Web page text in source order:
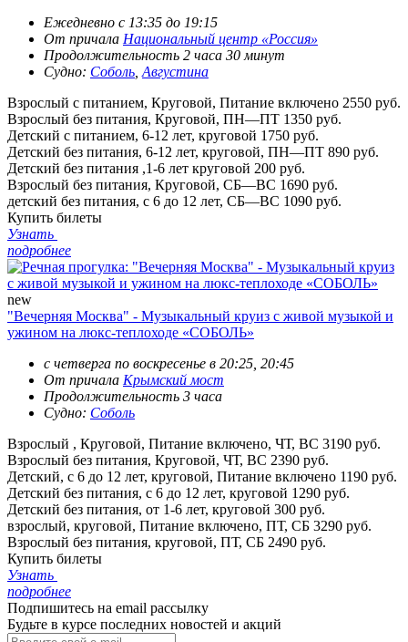
Ежедневно с 13:35 до 19:15
От причала Национальный центр «Россия»
Продолжительность 2 часа 30 минут
Судно: Соболь Августина
Взрослый с питанием, Круговой, Питание включено 2550 руб.
Взрослый без питания, Круговой, ПН—ПТ 1350 руб.
Детский с питанием, 6-12 лет, круговой 1750 руб.
Детский без питания, 6-12 лет, круговой, ПН—ПТ 890 руб.
Детский без питания ,1-6 лет круговой 200 руб.
Взрослый без питания, Круговой, СБ—ВС 1690 руб.
детский без питания, с 6 до 12 лет, СБ—ВС 1090 руб.
Купить билеты
Узнать
подробнее
new
"Вечерняя Москва" - Музыкальный круиз с живой музыкой и
ужином на люкс-теплоходе «СОБОЛЬ»
с четверга по воскресенье в 20:25, 20:45
От причала Крымский мост
Продолжительность 3 часа
Судно: Соболь
Взрослый , Круговой, Питание включено, ЧТ, ВС 3190 руб.
Взрослый без питания, Круговой, ЧТ, ВС 2390 руб.
Детский, с 6 до 12 лет, круговой, Питание включено 1190 руб.
Детский без питания, с 6 до 12 лет, круговой 1290 руб.
Детский без питания, от 1-6 лет, круговой 300 руб.
взрослый, круговой, Питание включено, ПТ, СБ 3290 руб.
Взрослый без питания, круговой, ПТ, СБ 2490 руб.
Купить билеты
Узнать
подробнее
Подпишитесь на email рассылку
Будьте в курсе последних новостей и акций